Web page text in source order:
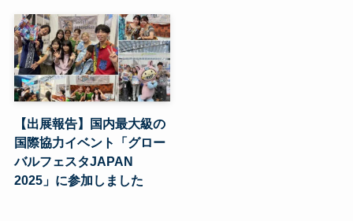
【出展報告】国内最大級の
国際協力イベント「グロー
バルフェスタJAPAN
2025」に参加しました